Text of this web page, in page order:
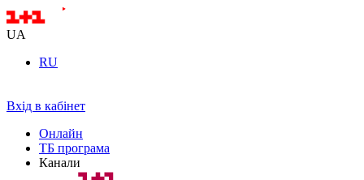
UA
RU
Вхід в кабінет
Онлайн
ТБ програма
Канали